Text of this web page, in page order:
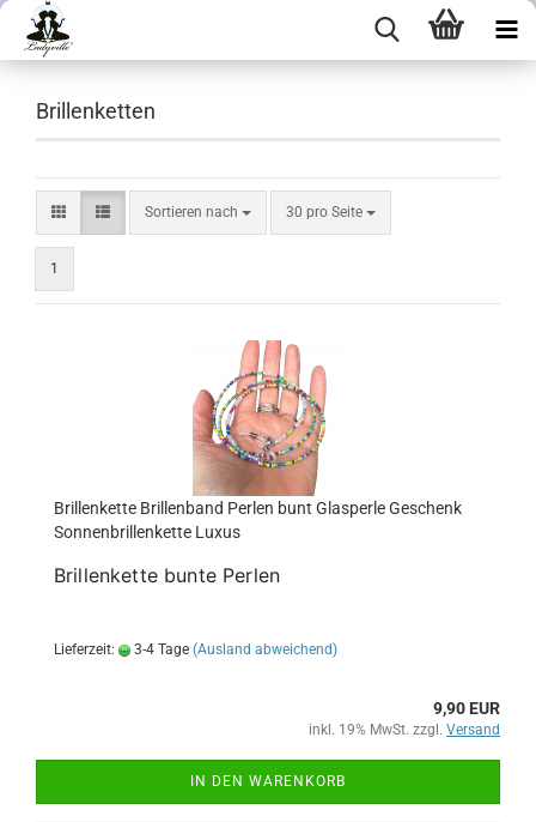
Brillenketten
Sortieren nach 30 pro Seite
1
Brillenkette Brillenband Perlen bunt Glasperle Geschenk
Sonnenbrillenkette Luxus
Brillenkette bunte Perlen
Lieferzeit: 3-4 Tage (Ausland abweichend)
9,90 EUR
inkl. 19% MwSt. zzgl. Versand
IN DEN WARENKORB